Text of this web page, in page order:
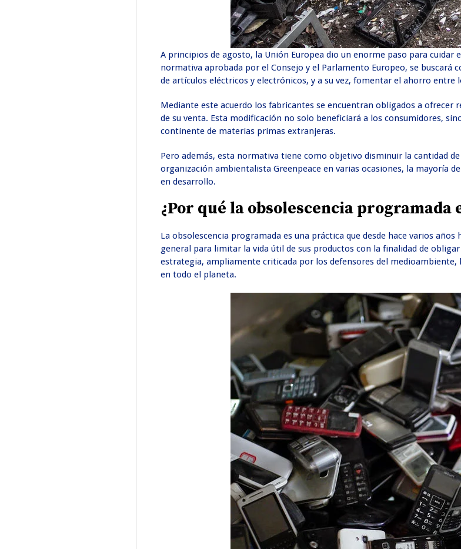
A principios de agosto, la Unión Europea dio un enorme paso para
normativa aprobada por el Consejo y el Parlamento Europeo, se
de artículos eléctricos y electrónicos, y a su vez, fomentar el ahorro
Mediante este acuerdo los fabricantes se encuentran obligados a ofrecer
de su venta. Esta modificación no solo beneficiará a los consumidores,
continente de materias primas extranjeras.
Pero además, esta normativa tiene como objetivo disminuir la cantidad
organización ambientalista Greenpeace en varias ocasiones, la mayoría
en desarrollo.
¿Por qué la obsolescencia
La obsolescencia programada es una práctica que desde hace varios
general para limitar la vida útil de sus productos con la finalidad de
estrategia, ampliamente criticada por los defensores del
en todo el planeta.